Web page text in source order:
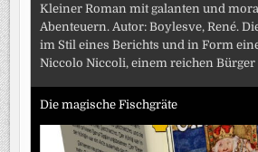
Kleiner Roman mit galanten und
Abenteuern. Autor: Boylesve, René.
im Stil eines Berichts und in Form
Niccolo Niccoli, einem reichen Bürger
Die magische Fischgräte